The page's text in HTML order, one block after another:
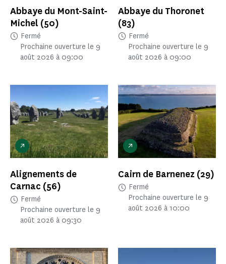
Abbaye du Mont-Saint-
Michel (50)
Fermé
Prochaine ouverture le 9
août 2026 à 09:00
Abbaye du Thoronet
(83)
Fermé
Prochaine ouverture le 9
août 2026 à 09:00
Alignements de
Carnac (56)
Fermé
Prochaine ouverture le 9
août 2026 à 09:30
Cairn de Barnenez (29)
Fermé
Prochaine ouverture le 9
août 2026 à 10:00